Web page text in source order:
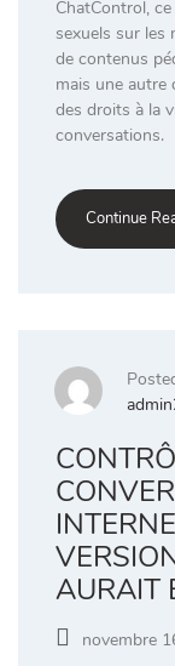
ChatControl,
sexuels sur les
de contenus
mais une autre
des droits à la
conversations.
Continue
AURAIT
novembre